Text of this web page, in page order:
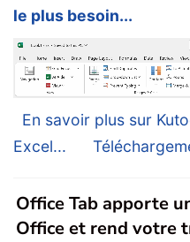
le plus besoin...
En savoir plus sur
Excel...
Office Tab apporte
Office et rend votre